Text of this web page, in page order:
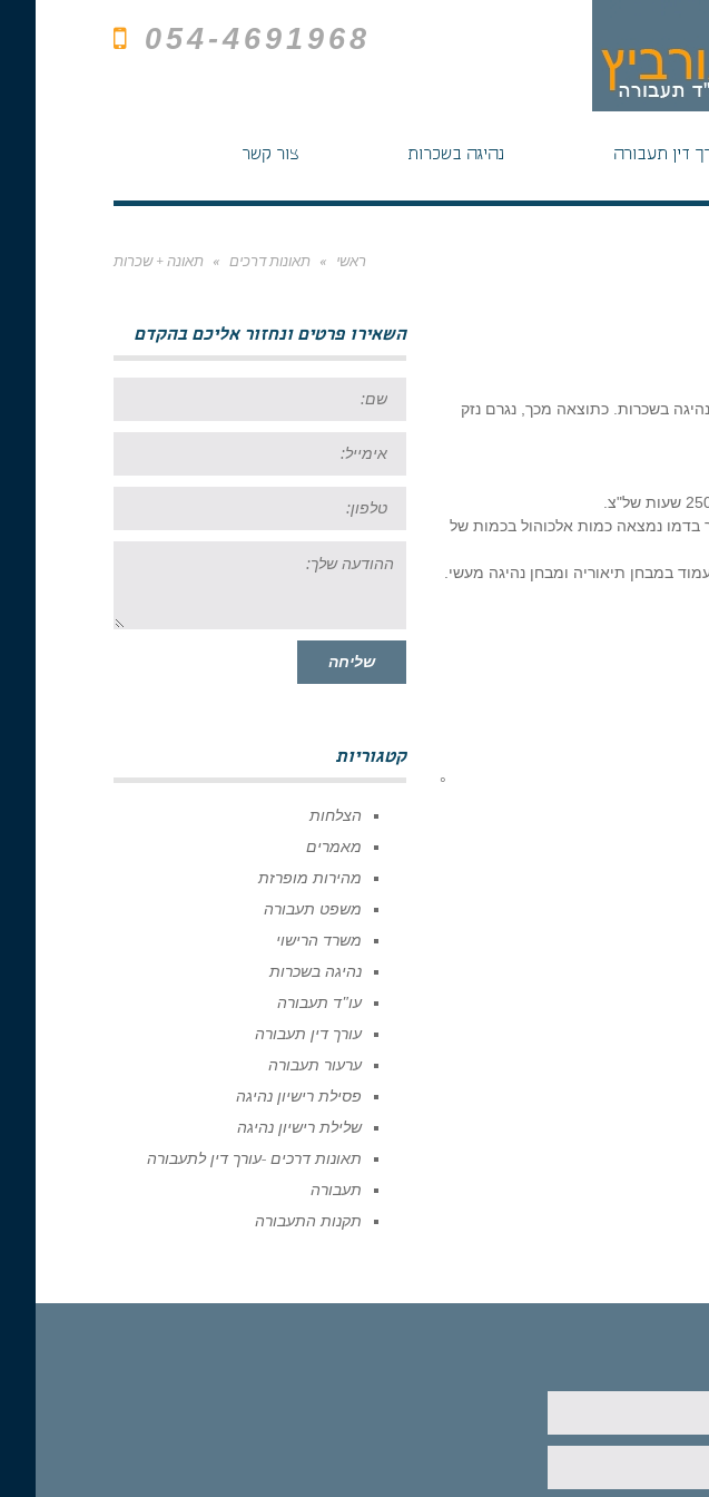
054-4691968
דין תעבורה נהיגה בשכרות צור קשר
ראשי » תאונות דרכים » תאונה + שכרות
בשכרות. כתוצאה מכך, נגרם נזק
בדמו נמצאה כמות אלכוהול בכמות של
במבחן תיאוריה ומבחן נהיגה מעשי.
°
השאירו פרטים ונחזור אליכם בהקדם
שלך:
שליחה
קטגוריות
הצלחות
מאמרים
מהירות מופרזת
משפט תעבורה
משרד הרישוי
נהיגה בשכרות
עו"ד תעבורה
עורך דין תעבורה
ערעור תעבורה
פסילת רישיון נהיגה
שלילת רישיון נהיגה
תאונות דרכים -עורך דין לתעבורה
תעבורה
תקנות התעבורה